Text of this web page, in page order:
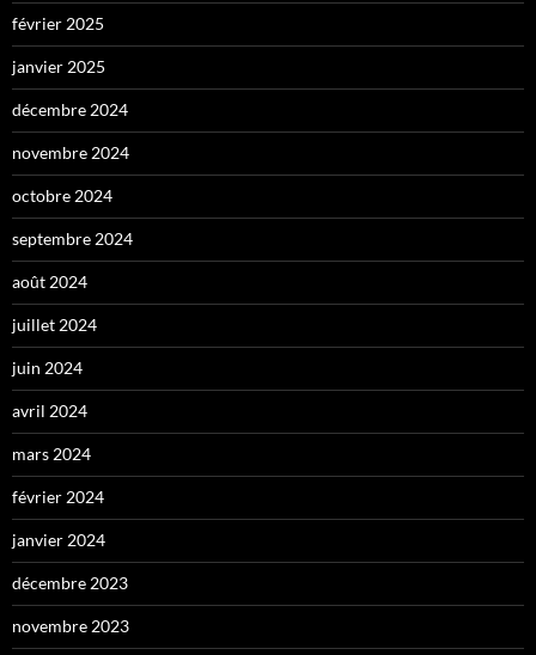
février 2025
janvier 2025
décembre 2024
novembre 2024
octobre 2024
septembre 2024
août 2024
juillet 2024
juin 2024
avril 2024
mars 2024
février 2024
janvier 2024
décembre 2023
novembre 2023